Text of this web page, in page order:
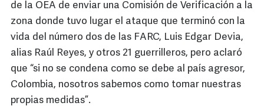
de la OEA de enviar una Comisión de Verificación a la
zona donde tuvo lugar el ataque que terminó con la
vida del número dos de las FARC, Luis Edgar Devia,
alias Raúl Reyes, y otros 21 guerrilleros, pero aclaró
que “si no se condena como se debe al país agresor,
Colombia, nosotros sabemos como tomar nuestras
propias medidas”.